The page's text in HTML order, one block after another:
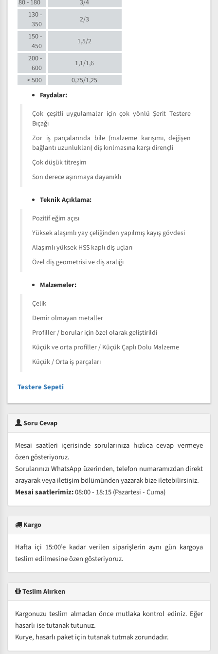
80 - 180
3/4
130 -
350
2/3
150 -
450
1,5/2
200 -
600
1,1/1,6
> 500
0,75/1,25
Faydalar:
Çok çeşitli uygulamalar için çok yönlü Şerit Testere
Bıçağı
Zor iş parçalarında bile (malzeme karışımı, değişen
bağlantı uzunlukları) diş kırılmasına karşı dirençli
Çok düşük titreşim
Son derece aşınmaya dayanıklı
Teknik Açıklama:
Pozitif eğim açısı
Yüksek alaşımlı yay çeliğinden yapılmış kayış gövdesi
Alaşımlı yüksek HSS kaplı diş uçları
Özel diş geometrisi ve diş aralığı
Malzemeler:
Çelik
Demir olmayan metaller
Profiller / borular için özel olarak geliştirildi
Küçük ve orta profiller / Küçük Çaplı Dolu Malzeme
Küçük / Orta iş parçaları
Testere Sepeti
Soru Cevap
Mesai saatleri içerisinde sorularınıza hızlıca cevap vermeye
özen gösteriyoruz.
Sorularınızı WhatsApp üzerinden, telefon numaramızdan direkt
arayarak veya iletişim bölümünden yazarak bize iletebilirsiniz.
Mesai saatlerimiz:08:00 - 18:15 (Pazartesi - Cuma)
Kargo
Hafta içi 15:00’e kadar verilen siparişlerin aynı gün kargoya
teslim edilmesine özen gösteriyoruz.
Teslim Alırken
Kargonuzu teslim almadan önce mutlaka kontrol ediniz. Eğer
hasarlı ise tutanak tutunuz.
Kurye, hasarlı paket için tutanak tutmak zorundadır.